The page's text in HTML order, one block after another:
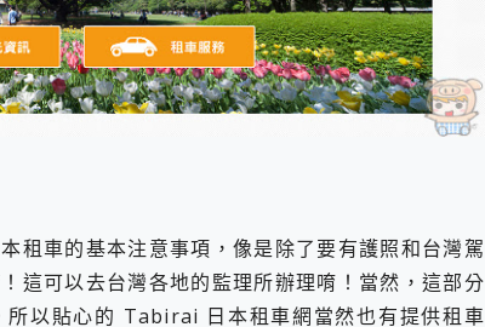
租車的基本注意事項，像是除了要有護照和台灣駕
這可以去台灣各地的監理所辦理唷！當然，這部分
所以貼心的 Tabirai 日本租車網當然也有提供租車